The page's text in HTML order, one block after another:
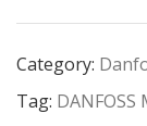
Category:
Tag: DANFOSS